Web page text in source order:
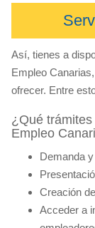
Así, tienes a
Empleo
ofrecer. Entre
¿Qué
Empleo
Demanda
Creación
Acceder a